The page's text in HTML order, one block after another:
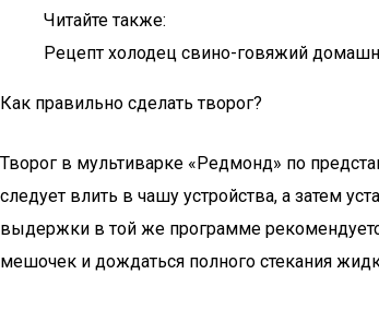
Читайте также:
Рецепт холодец свино-говяжий
Как правильно сделать творог?
Творог в мультиварке «Редмонд» по
следует влить в чашу устройства, а затем
выдержки в той же программе
мешочек и дождаться полного стекания